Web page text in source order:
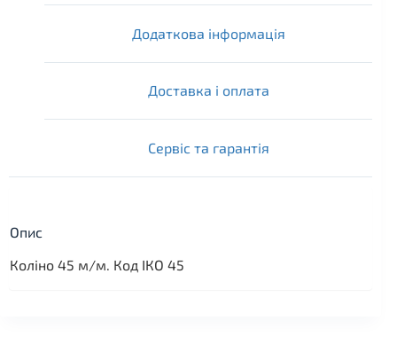
Додаткова інформація
Доставка і оплата
Сервіс та гарантія
Опис
Коліно 45 м/м. Код ІКО 45